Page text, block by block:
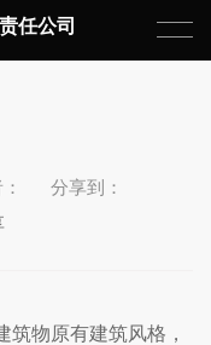
任公司
分享到：
物原有建筑风格，